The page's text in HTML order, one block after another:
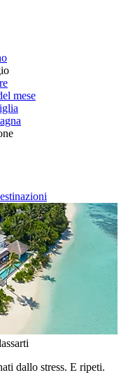
mese
dallo stress. E ripeti.